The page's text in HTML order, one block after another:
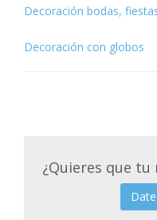
Decoración bodas,
Decoración con globos
¿Quieres que tu